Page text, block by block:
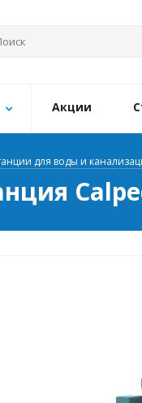
Акции
для воды и